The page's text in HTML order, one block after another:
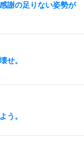
謝の足りない姿勢が
せ。
う。